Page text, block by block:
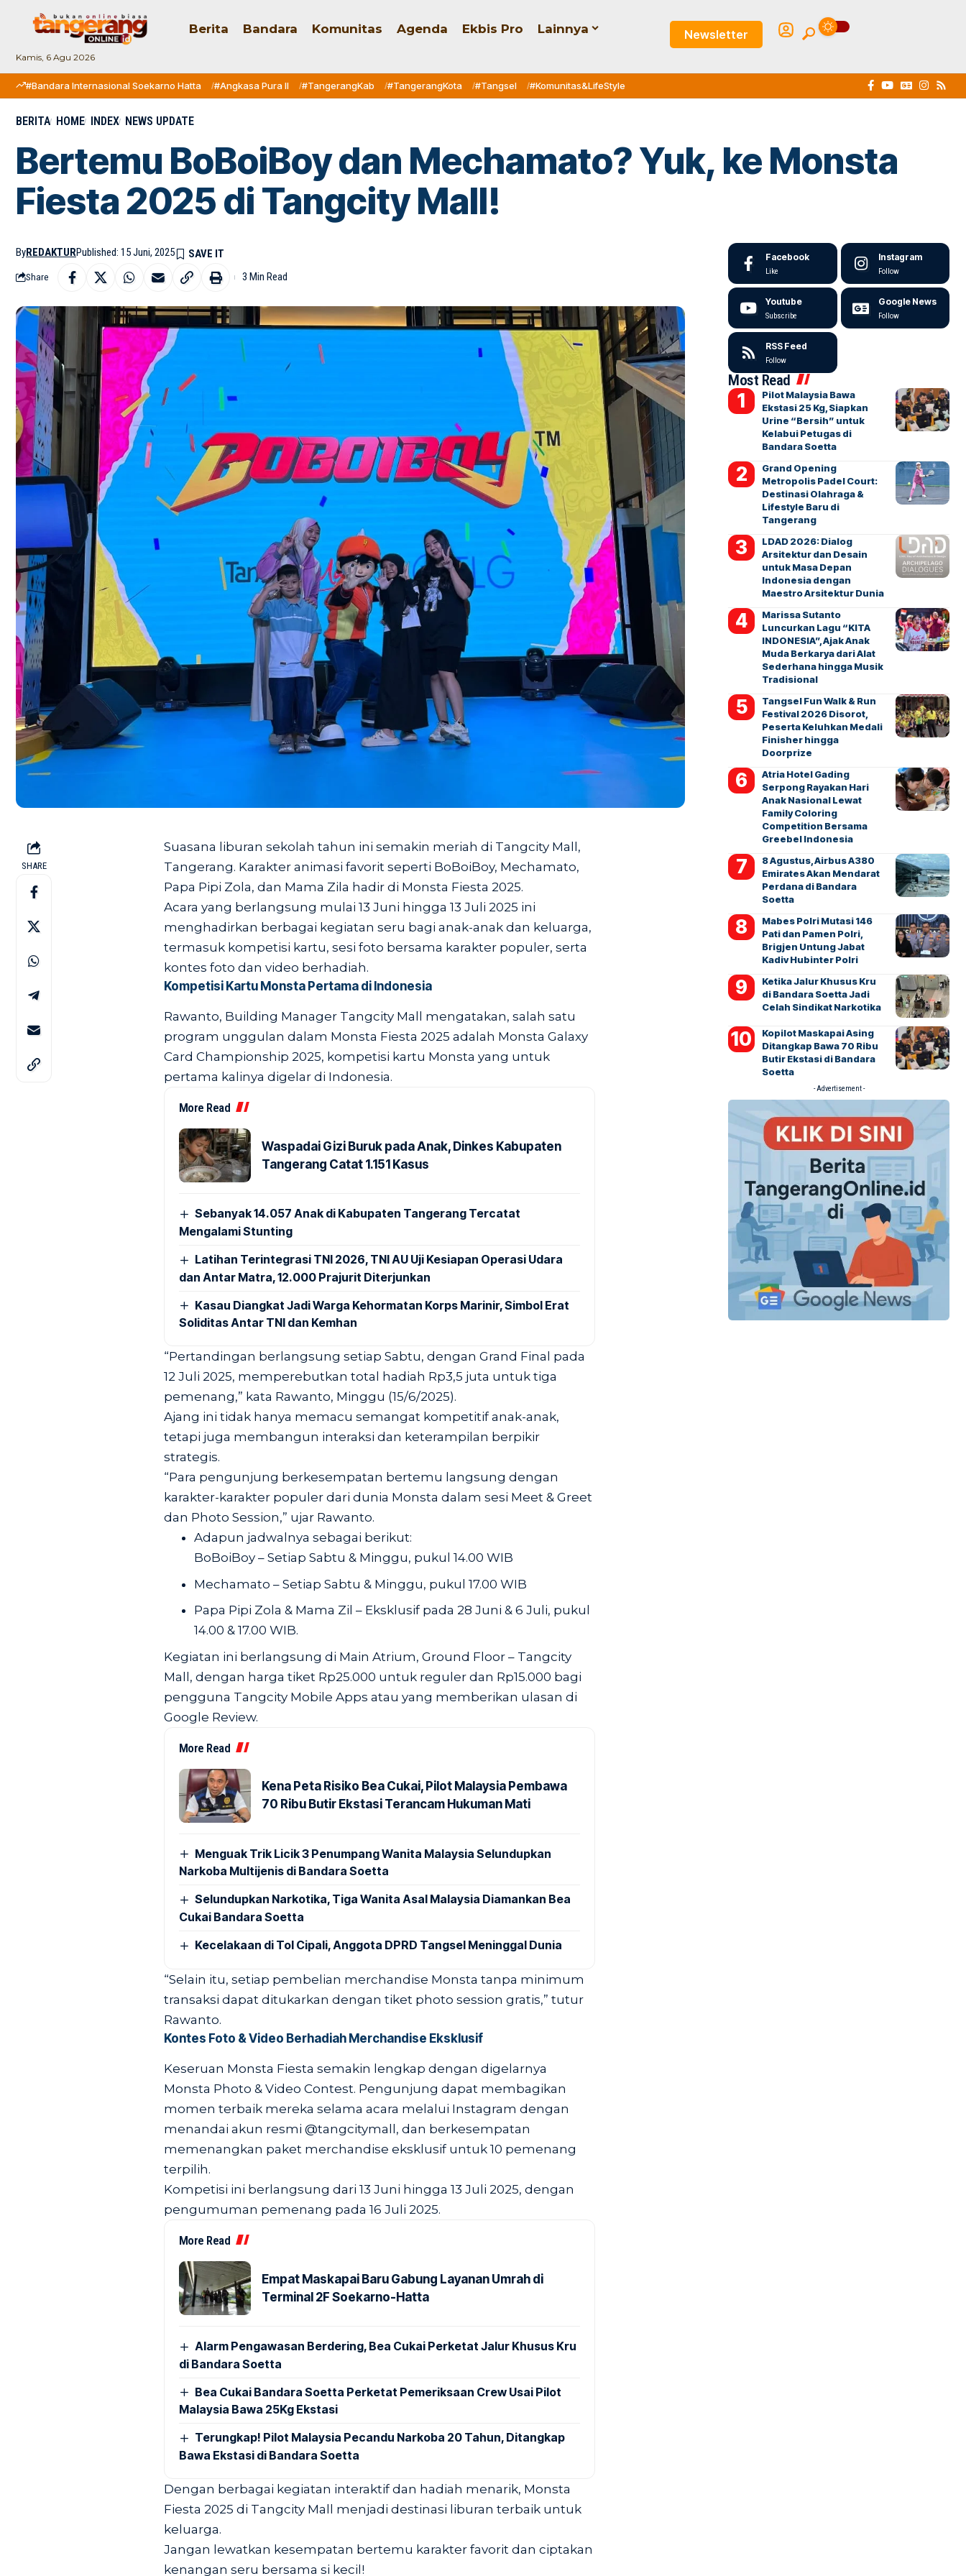
Kamis, 6 Agu 2026
Berita Bandara Komunitas Agenda Ekbis Pro Lainnya Newsletter
#Bandara Internasional Soekarno Hatta #Angkasa Pura II #TangerangKab #TangerangKota #Tangsel #Komunitas&LifeStyle
BERITA HOME INDEX NEWS UPDATE
Bertemu BoBoiBoy dan Mechamato? Yuk, ke Monsta
Fiesta 2025 di Tangcity Mall!
ByREDAKTURPublished: 15 Juni, 2025
Share 3 Min Read
SHARE
Suasana liburan sekolah tahun ini semakin meriah di Tangcity Mall,
Tangerang. Karakter animasi favorit seperti BoBoiBoy, Mechamato,
Papa Pipi Zola, dan Mama Zila hadir di Monsta Fiesta 2025.
Acara yang berlangsung mulai 13 Juni hingga 13 Juli 2025 ini
menghadirkan berbagai kegiatan seru bagi anak-anak dan keluarga,
termasuk kompetisi kartu, sesi foto bersama karakter populer, serta
kontes foto dan video berhadiah.
Kompetisi Kartu Monsta Pertama di Indonesia
Rawanto, Building Manager Tangcity Mall mengatakan, salah satu
program unggulan dalam Monsta Fiesta 2025 adalah Monsta Galaxy
Card Championship 2025, kompetisi kartu Monsta yang untuk
pertama kalinya digelar di Indonesia.
More Read
Waspadai Gizi Buruk pada Anak, Dinkes Kabupaten
Tangerang Catat 1.151 Kasus
Sebanyak 14.057 Anak di Kabupaten Tangerang Tercatat
Mengalami Stunting
Latihan Terintegrasi TNI 2026, TNI AU Uji Kesiapan Operasi Udara
dan Antar Matra, 12.000 Prajurit Diterjunkan
Kasau Diangkat Jadi Warga Kehormatan Korps Marinir, Simbol Erat
Soliditas Antar TNI dan Kemhan
“Pertandingan berlangsung setiap Sabtu, dengan Grand Final pada
12 Juli 2025, memperebutkan total hadiah Rp3,5 juta untuk tiga
pemenang,” kata Rawanto, Minggu (15/6/2025).
Ajang ini tidak hanya memacu semangat kompetitif anak-anak,
tetapi juga membangun interaksi dan keterampilan berpikir
strategis.
“Para pengunjung berkesempatan bertemu langsung dengan
karakter-karakter populer dari dunia Monsta dalam sesi Meet & Greet
dan Photo Session,” ujar Rawanto.
Adapun jadwalnya sebagai berikut:
BoBoiBoy – Setiap Sabtu & Minggu, pukul 14.00 WIB
Mechamato – Setiap Sabtu & Minggu, pukul 17.00 WIB
Papa Pipi Zola & Mama Zil – Eksklusif pada 28 Juni & 6 Juli, pukul
14.00 & 17.00 WIB.
Kegiatan ini berlangsung di Main Atrium, Ground Floor – Tangcity
Mall, dengan harga tiket Rp25.000 untuk reguler dan Rp15.000 bagi
pengguna Tangcity Mobile Apps atau yang memberikan ulasan di
Google Review.
More Read
Kena Peta Risiko Bea Cukai, Pilot Malaysia Pembawa
70 Ribu Butir Ekstasi Terancam Hukuman Mati
Menguak Trik Licik 3 Penumpang Wanita Malaysia Selundupkan
Narkoba Multijenis di Bandara Soetta
Selundupkan Narkotika, Tiga Wanita Asal Malaysia Diamankan Bea
Cukai Bandara Soetta
Kecelakaan di Tol Cipali, Anggota DPRD Tangsel Meninggal Dunia
“Selain itu, setiap pembelian merchandise Monsta tanpa minimum
transaksi dapat ditukarkan dengan tiket photo session gratis,” tutur
Rawanto.
Kontes Foto & Video Berhadiah Merchandise Eksklusif
Keseruan Monsta Fiesta semakin lengkap dengan digelarnya
Monsta Photo & Video Contest. Pengunjung dapat membagikan
momen terbaik mereka selama acara melalui Instagram dengan
menandai akun resmi @tangcitymall, dan berkesempatan
memenangkan paket merchandise eksklusif untuk 10 pemenang
terpilih.
Kompetisi ini berlangsung dari 13 Juni hingga 13 Juli 2025, dengan
pengumuman pemenang pada 16 Juli 2025.
More Read
Empat Maskapai Baru Gabung Layanan Umrah di
Terminal 2F Soekarno-Hatta
Alarm Pengawasan Berdering, Bea Cukai Perketat Jalur Khusus Kru
di Bandara Soetta
Bea Cukai Bandara Soetta Perketat Pemeriksaan Crew Usai Pilot
Malaysia Bawa 25Kg Ekstasi
Terungkap! Pilot Malaysia Pecandu Narkoba 20 Tahun, Ditangkap
Bawa Ekstasi di Bandara Soetta
Dengan berbagai kegiatan interaktif dan hadiah menarik, Monsta
Fiesta 2025 di Tangcity Mall menjadi destinasi liburan terbaik untuk
keluarga.
Jangan lewatkan kesempatan bertemu karakter favorit dan ciptakan
kenangan seru bersama si kecil!
Facebook
Like
Instagram
Follow
Youtube
Subscribe
Google News
Follow
RSS Feed
Follow
Most Read
Pilot Malaysia Bawa
Ekstasi 25 Kg, Siapkan
Urine “Bersih” untuk
Kelabui Petugas di
Bandara Soetta
Grand Opening
Metropolis Padel Court:
Destinasi Olahraga &
Lifestyle Baru di
Tangerang
LDAD 2026: Dialog
Arsitektur dan Desain
untuk Masa Depan
Indonesia dengan
Maestro Arsitektur Dunia
Marissa Sutanto
Luncurkan Lagu “KITA
INDONESIA”, Ajak Anak
Muda Berkarya dari Alat
Sederhana hingga Musik
Tradisional
Tangsel Fun Walk & Run
Festival 2026 Disorot,
Peserta Keluhkan Medali
Finisher hingga
Doorprize
Atria Hotel Gading
Serpong Rayakan Hari
Anak Nasional Lewat
Family Coloring
Competition Bersama
Greebel Indonesia
8 Agustus, Airbus A380
Emirates Akan Mendarat
Perdana di Bandara
Soetta
Mabes Polri Mutasi 146
Pati dan Pamen Polri,
Brigjen Untung Jabat
Kadiv Hubinter Polri
Ketika Jalur Khusus Kru
di Bandara Soetta Jadi
Celah Sindikat Narkotika
Kopilot Maskapai Asing
Ditangkap Bawa 70 Ribu
Butir Ekstasi di Bandara
Soetta
- Advertisement -